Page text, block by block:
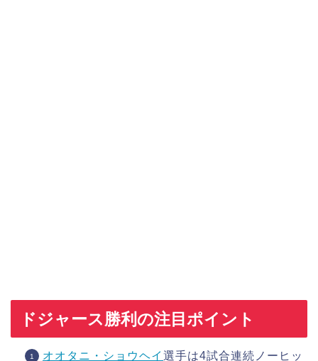
ドジャース勝利の注目ポイント
オオタニ・ショウヘイ 選手は4試合連続ノーヒッ